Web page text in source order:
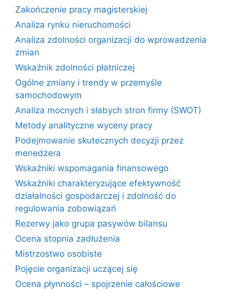
Zakończenie pracy magisterskiej
Analiza rynku nieruchomości
Analiza zdolności organizacji do wprowadzenia
zmian
Wskaźnik zdolności płatniczej
Ogólne zmiany i trendy w przemyśle
samochodowym
Analiza mocnych i słabych stron firmy (SWOT)
Metody analityczne wyceny pracy
Podejmowanie skutecznych decyzji przez
menedżera
Wskaźniki wspomagania finansowego
Wskaźniki charakteryzujące efektywność
działalności gospodarczej i zdolność do
regulowania zobowiązań
Rezerwy jako grupa pasywów bilansu
Ocena stopnia zadłużenia
Mistrzostwo osobiste
Pojęcie organizacji uczącej się
Ocena płynności – spojrzenie całościowe